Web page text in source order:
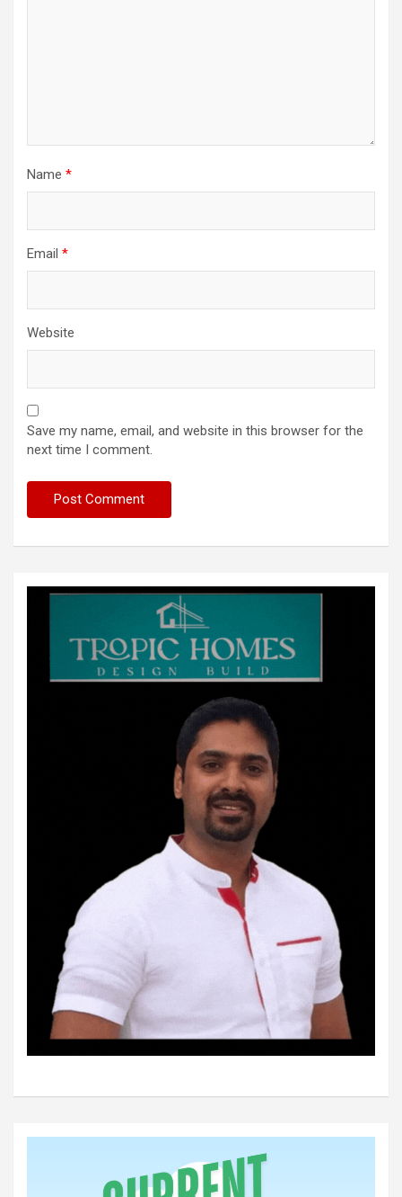
Name *
Email *
Website
Save my name, email, and website in this browser for the
next time I comment.